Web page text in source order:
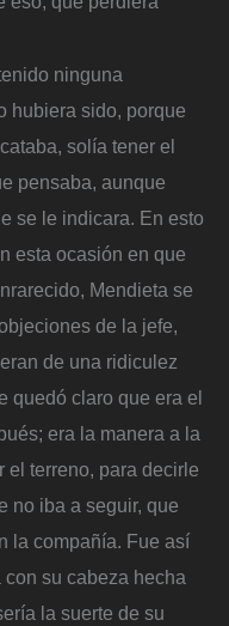
ninguna
hubiera sido, porque
solía tener el
pensaba, aunque
se le indicara. En esto
esta ocasión en que
Mendieta se
de la jefe,
de una ridiculez
quedó claro que era el
era la manera a la
el terreno, para decirle
no iba a seguir, que
la compañía. Fue así
su cabeza hecha
la suerte de su